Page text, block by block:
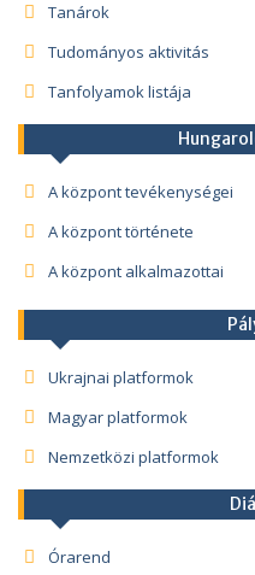
Tanárok
Tudományos aktivitás
Tanfolyamok listája
A központ tevékenységei
A központ története
A központ alkalmazottai
Ukrajnai platformok
Magyar platformok
Nemzetközi platformok
Órarend